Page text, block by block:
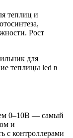
теплиц и
Рост
для
теплицы led в
0–10В — самый
и
с контроллерами